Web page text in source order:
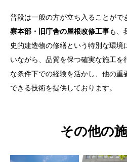
普段は一般の方が立ち入ることがで
察本部・旧庁舎の屋根改修工事も、
史的建造物の修繕という特別な環
いながら、品質を保つ確実な施工
な条件下での経験を活かし、他の重
できる技術を提供しております。
その他の